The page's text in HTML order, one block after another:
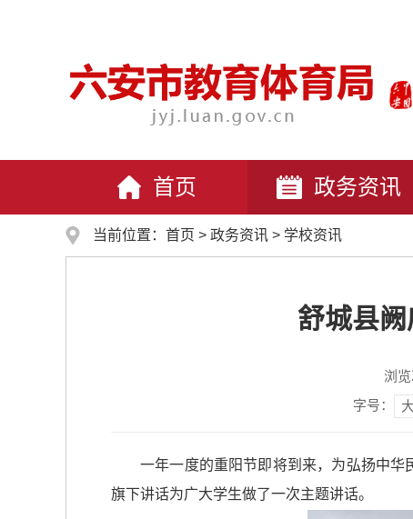
首页 政务资讯
当前位置： 首页 > 政务资讯 > 学校资讯
舒城县
浏览
字号：
大
一年一度的重阳节即将到来，为弘扬中
旗下讲话为广大学生做了一次主题讲话。